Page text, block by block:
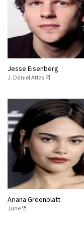
Jesse Eisenberg
J. Daniel Atlas 역
Ariana Greenblatt
June 역